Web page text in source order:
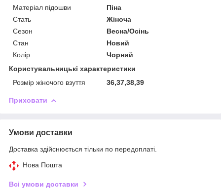
Матеріал підошви
Піна
Стать
Жіноча
Сезон
Весна/Осінь
Стан
Новий
Колір
Чорний
Користувальницькі характеристики
Розмір жіночого взуття
36,37,38,39
Приховати
Умови доставки
Доставка здійснюється тільки по передоплаті.
Нова Пошта
Всі умови доставки